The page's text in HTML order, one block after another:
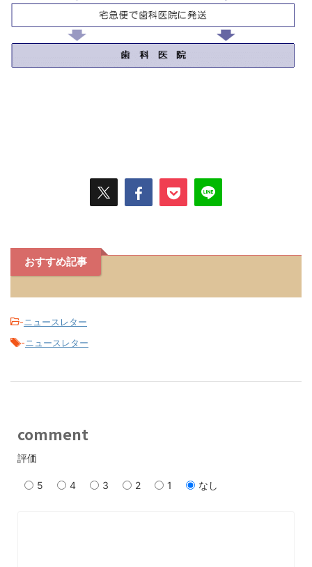
おすすめ記事
-ニュースレター
-ニュースレター
comment
評価
5 4 3 2 1 なし